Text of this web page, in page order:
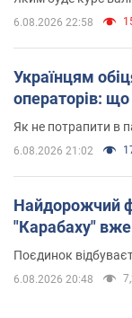
6.08.2026 22:58
Українцям
операторів:
Як не потрапити в
6.08.2026 21:02
Найдорожчий
"Карабаху" вже
Поєдинок
6.08.2026 20:48